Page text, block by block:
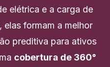
elétrica e a carga de
formam a melhor
preditiva para ativos
cobertura de 360°